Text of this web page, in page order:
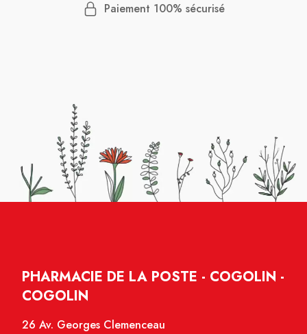
Paiement 100% sécurisé
PHARMACIE DE LA POSTE - COGOLIN -
COGOLIN
26 Av. Georges Clemenceau